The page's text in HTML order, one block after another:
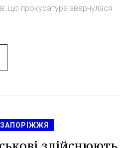
що прокуратура звернулася
ЗАПОРІЖЖЯ